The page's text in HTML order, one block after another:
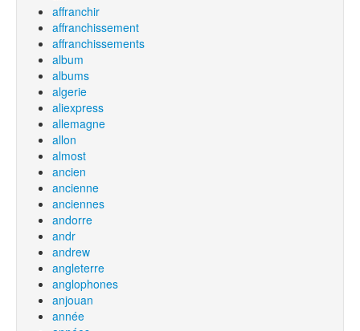
affranchir
affranchissement
affranchissements
album
albums
algerie
aliexpress
allemagne
allon
almost
ancien
ancienne
anciennes
andorre
andr
andrew
angleterre
anglophones
anjouan
année